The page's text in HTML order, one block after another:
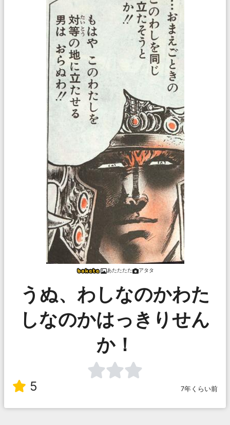
あたたたた アタタ
うぬ、わしなのかわた
しなのかはっきりせん
か！
5 7年くらい前